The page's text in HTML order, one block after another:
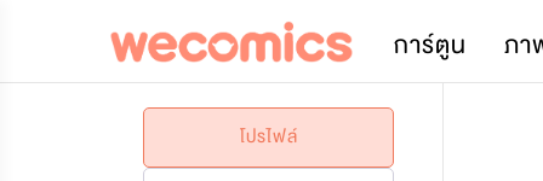
การ์ตูน ภา
โปรไฟล์